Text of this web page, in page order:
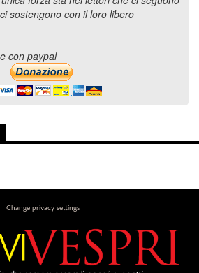
sostengono con il loro libero
con paypal
Change privacy settings